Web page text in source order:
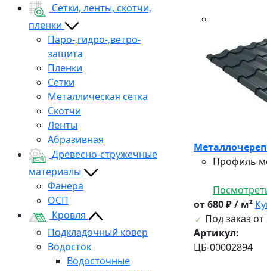
Сетки, ленты, скотчи,
пленки
Паро-,гидро-,ветро-
защита
Пленки
Сетки
Металлическая сетка
Скотчи
Ленты
Абразивная
Древесно-стружечные
материалы
Фанера
ОСП
Кровля
Подкладочный ковер
Водосток
Водосточные
Профиль
от 680 ₽ / м²
Под заказ от
Артикул:
ЦБ-00002894